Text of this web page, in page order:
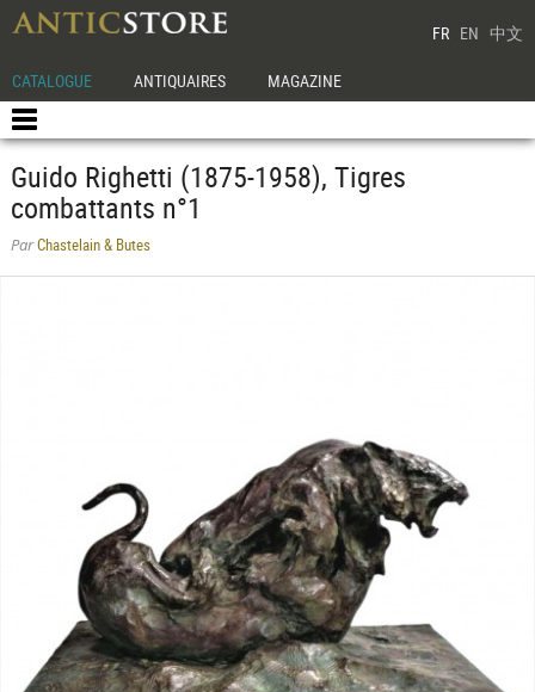
FR EN 中文
CATALOGUE ANTIQUAIRES MAGAZINE
Guido Righetti (1875-1958), Tigres
combattants n°1
ParChastelain & Butes